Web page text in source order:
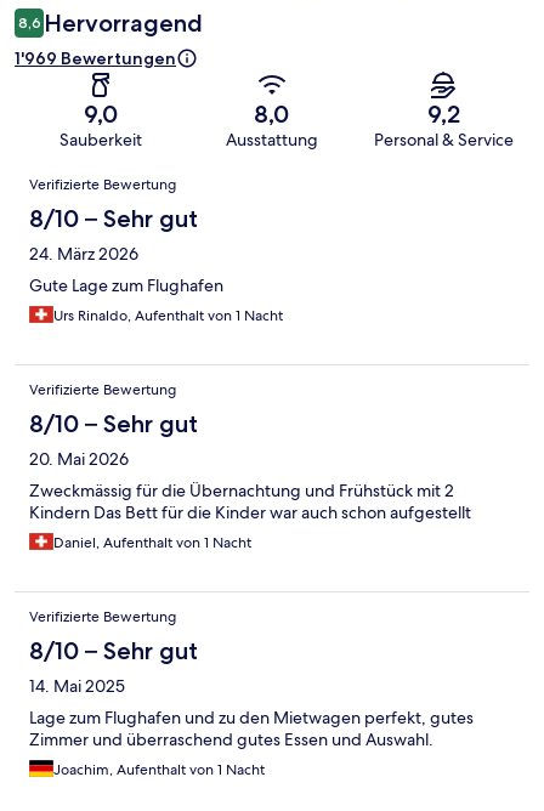
8,6 Hervorragend
1'969 Bewertungen
9,0
Sauberkeit
8,0
Ausstattung
9,2
Personal & Service
Bewertungen
Verifizierte Bewertung
8/10 – Sehr gut
24. März 2026
Gute Lage zum Flughafen
Urs Rinaldo, Aufenthalt von 1 Nacht
Verifizierte Bewertung
8/10 – Sehr gut
20. Mai 2026
Zweckmässig für die Übernachtung und Frühstück mit 2
Kindern Das Bett für die Kinder war auch schon aufgestellt
Daniel, Aufenthalt von 1 Nacht
Verifizierte Bewertung
8/10 – Sehr gut
14. Mai 2025
Lage zum Flughafen und zu den Mietwagen perfekt, gutes
Zimmer und überraschend gutes Essen und Auswahl.
Joachim, Aufenthalt von 1 Nacht